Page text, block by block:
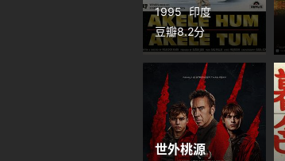
1995 印度
豆瓣8.2分
世外桃源